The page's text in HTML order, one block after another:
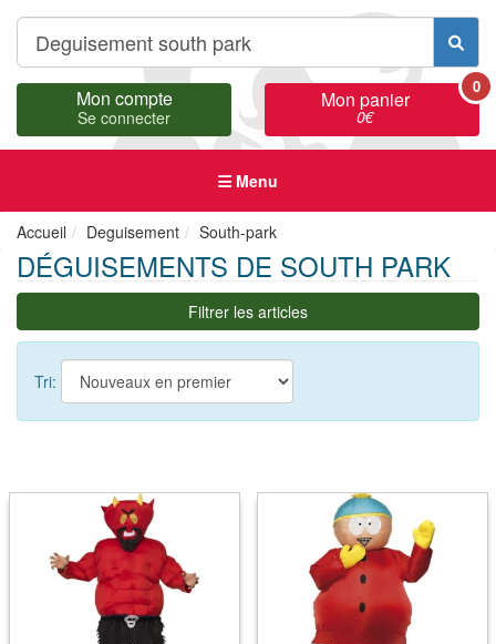
Mon compte
Se connecter
Mon panier
0€
0
Menu
Accueil Deguisement South-park
DÉGUISEMENTS DE SOUTH PARK
Filtrer les articles
Tri: